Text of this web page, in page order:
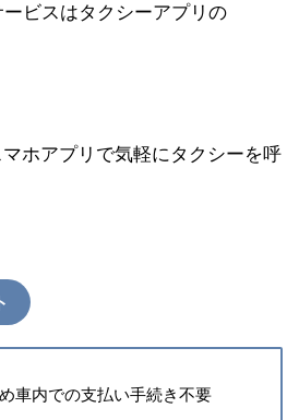
ビスはタクシーアプリの
ホアプリで気軽にタクシーを呼
車内での支払い手続き不要